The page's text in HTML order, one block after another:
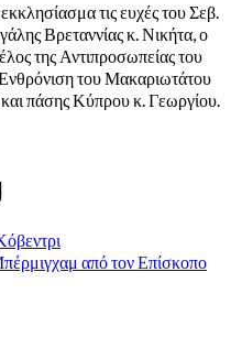
τις ευχές του Σεβ.
Βρεταννίας κ. Νικήτα, ο
της Αντιπροσωπείας του
του Μακαριωτάτου
πάσης Κύπρου κ. Γεωργίου.
από τον Επίσκοπο